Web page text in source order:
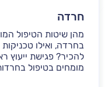
חרדה
מהן שיטות הטיפול
בחרדה, ואילו
להכיר? פגישת ייעוץ
מומחים בטיפול